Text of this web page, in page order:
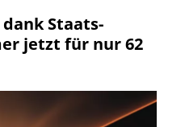
Staats-
jetzt für nur 62